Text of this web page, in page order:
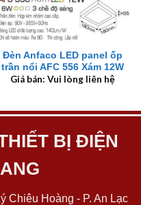
Đèn Anfaco LED panel ốp
trần nổi AFC 556 Xám 12W
Giá bán: Vui lòng liên hệ
BỊ ĐIỆN
Chiêu Hoàng - P. An Lạc